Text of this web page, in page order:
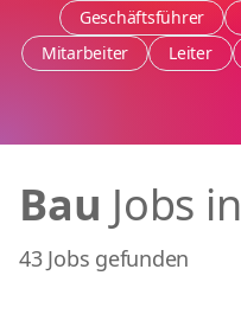
Geschäftsführer
Mitarbeiter
Leiter
Bau Jobs in
43 Jobs gefunden